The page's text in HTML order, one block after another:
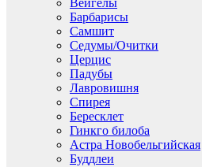
Вейгелы
Барбарисы
Самшит
Седумы/Очитки
Церцис
Падубы
Лавровишня
Спирея
Бересклет
Гинкго билоба
Астра Новобельгийская
Буддлеи